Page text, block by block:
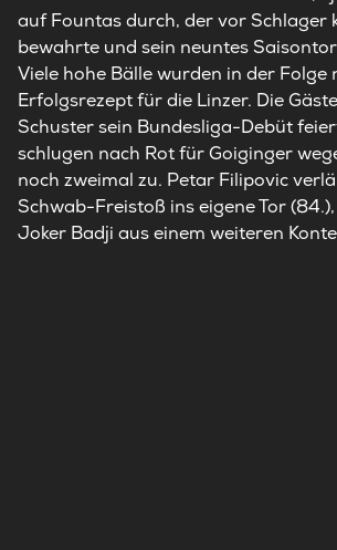
auf Fountas durch, der vor Schlager
bewahrte und sein neuntes
Viele hohe Bälle wurden in der Folge
Erfolgsrezept für die Linzer. Die
Schuster sein Bundesliga-Debüt
schlugen nach Rot für Goiginger
noch zweimal zu. Petar Filipovic
Schwab-Freistoß ins eigene Tor
Joker Badji aus einem weiteren